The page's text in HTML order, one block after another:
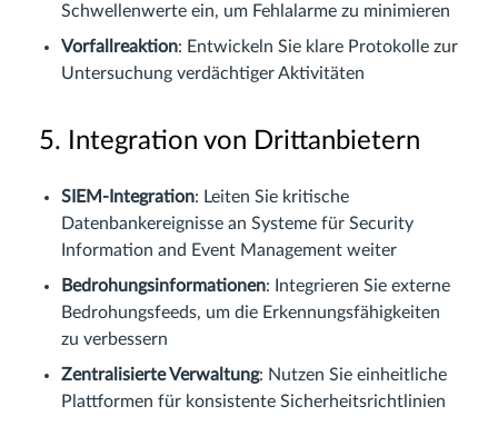
Schwellenwerte ein, um Fehlalarme zu minimieren
Vorfallreaktion: Entwickeln Sie klare Protokolle zur
Untersuchung verdächtiger Aktivitäten
5. Integration von Drittanbietern
SIEM-Integration: Leiten Sie kritische
Datenbankereignisse an Systeme für Security
Information and Event Management weiter
Bedrohungsinformationen: Integrieren Sie externe
Bedrohungsfeeds, um die Erkennungsfähigkeiten
zu verbessern
Zentralisierte Verwaltung: Nutzen Sie einheitliche
Plattformen für konsistente Sicherheitsrichtlinien